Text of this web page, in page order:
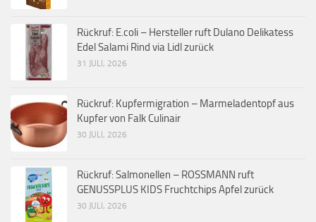
Rückruf: E.coli – Hersteller ruft Dulano Delikatess
Edel Salami Rind via Lidl zurück
31 JULI, 2026
Rückruf: Kupfermigration – Marmeladentopf aus
Kupfer von Falk Culinair
30 JULI, 2026
Rückruf: Salmonellen – ROSSMANN ruft
GENUSSPLUS KIDS Fruchtchips Apfel zurück
30 JULI, 2026